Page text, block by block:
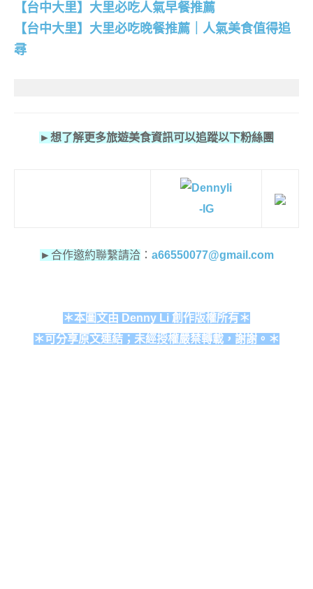
【台中大里】大里必吃人氣早餐推薦
【台中大里】大里必吃晚餐推薦｜人氣美食值得追
尋
►想了解更多旅遊美食資訊可以追蹤以下粉絲團
► 合作邀約聯繫請洽： a66550077@gmail.com
＊本圖文由 Denny Li 創作版權所有＊
＊可分享原文連結；未經授權嚴禁轉載，謝謝。＊